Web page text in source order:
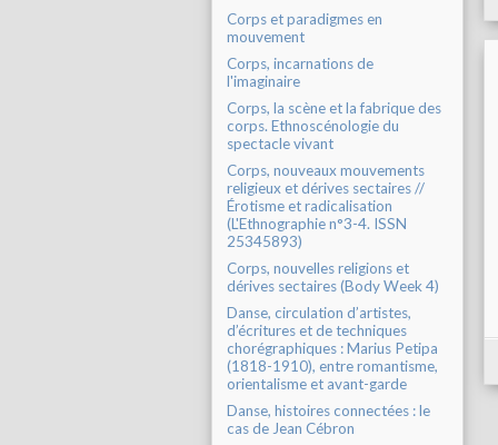
Corps et paradigmes en
mouvement
Corps, incarnations de
l'imaginaire
Corps, la scène et la fabrique des
corps. Ethnoscénologie du
spectacle vivant
Corps, nouveaux mouvements
religieux et dérives sectaires //
Érotisme et radicalisation
(L'Ethnographie n°3-4. ISSN
25345893)
Corps, nouvelles religions et
dérives sectaires (Body Week 4)
Danse, circulation d’artistes,
d’écritures et de techniques
chorégraphiques : Marius Petipa
(1818-1910), entre romantisme,
orientalisme et avant-garde
Danse, histoires connectées : le
cas de Jean Cébron